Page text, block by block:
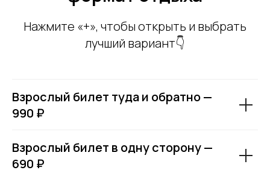
Нажмите «+», чтобы открыть и выбрать
лучший вариант👇
Взрослый билет туда и обратно —
990 ₽
Взрослый билет в одну сторону —
690 ₽